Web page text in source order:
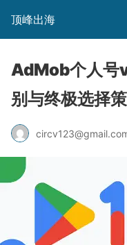
顶峰出海
AdMob个人号
别与终极选择